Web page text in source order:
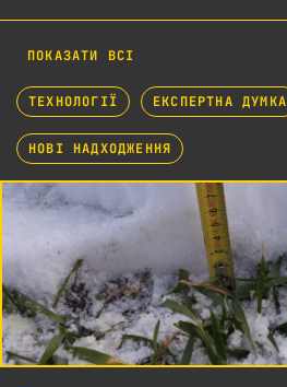
ПОКАЗАТИ ВСІ
ТЕХНОЛОГІЇ ЕКСПЕРТНА ДУМКА
НОВІ НАДХОДЖЕННЯ